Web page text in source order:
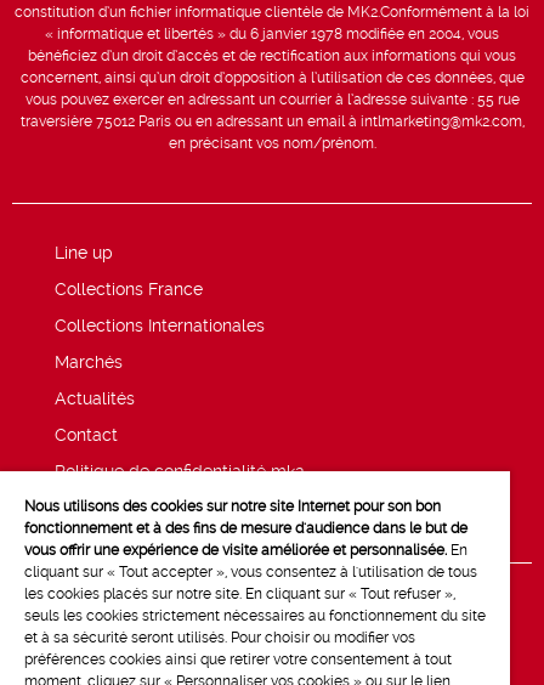
constitution d’un fichier informatique clientèle de MK2.Conformément à la loi
« informatique et libertés » du 6 janvier 1978 modifiée en 2004, vous
bénéficiez d’un droit d’accès et de rectification aux informations qui vous
concernent, ainsi qu’un droit d’opposition à l’utilisation de ces données, que
vous pouvez exercer en adressant un courrier à l’adresse suivante : 55 rue
traversière 75012 Paris ou en adressant un email à intlmarketing@mk2.com,
en précisant vos nom/prénom.
Line up
Collections France
Collections Internationales
Marchés
Actualités
Contact
Politique de confidentialité mk2
Mentions légales
Nous utilisons des cookies sur notre site Internet pour son bon
fonctionnement et à des fins de mesure d'audience dans le but de
vous offrir une expérience de visite améliorée et personnalisée. En
cliquant sur « Tout accepter », vous consentez à l'utilisation de tous
les cookies placés sur notre site. En cliquant sur « Tout refuser »,
seuls les cookies strictement nécessaires au fonctionnement du site
et à sa sécurité seront utilisés. Pour choisir ou modifier vos
préférences cookies ainsi que retirer votre consentement à tout
moment, cliquez sur « Personnaliser vos cookies » ou sur le lien